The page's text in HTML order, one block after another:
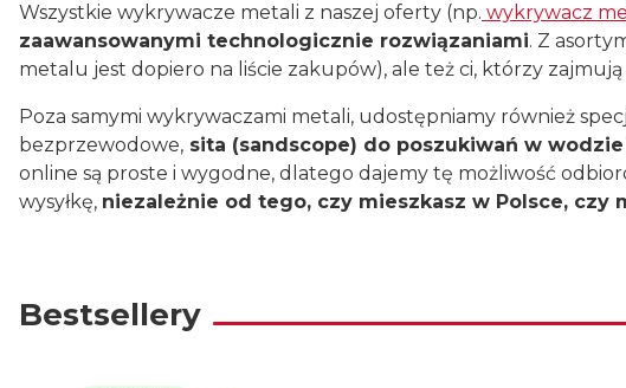
Wszystkie wykrywacze metali z naszej oferty (np. wykrywacz
zaawansowanymi technologicznie rozwiązaniami. Z
metalu jest dopiero na liście zakupów), ale też ci, którzy
Poza samymi wykrywaczami metali, udostępniamy również
bezprzewodowe, sita (sandscope) do poszukiwań w
online są proste i wygodne, dlatego dajemy tę możliwość
wysyłkę, niezależnie od tego, czy mieszkasz w Polsce, czy
Bestsellery